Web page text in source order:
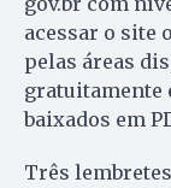
acessar o site
pelas áreas
gratuitamente
baixados em
Três